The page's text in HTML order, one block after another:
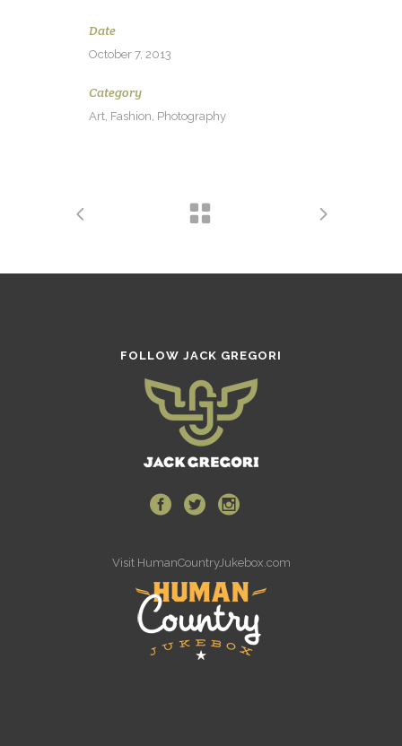
Date
October 7, 2013
Category
Art, Fashion, Photography
FOLLOW JACK GREGORI
Visit HumanCountryJukebox.com